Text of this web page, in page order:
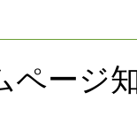
ページ